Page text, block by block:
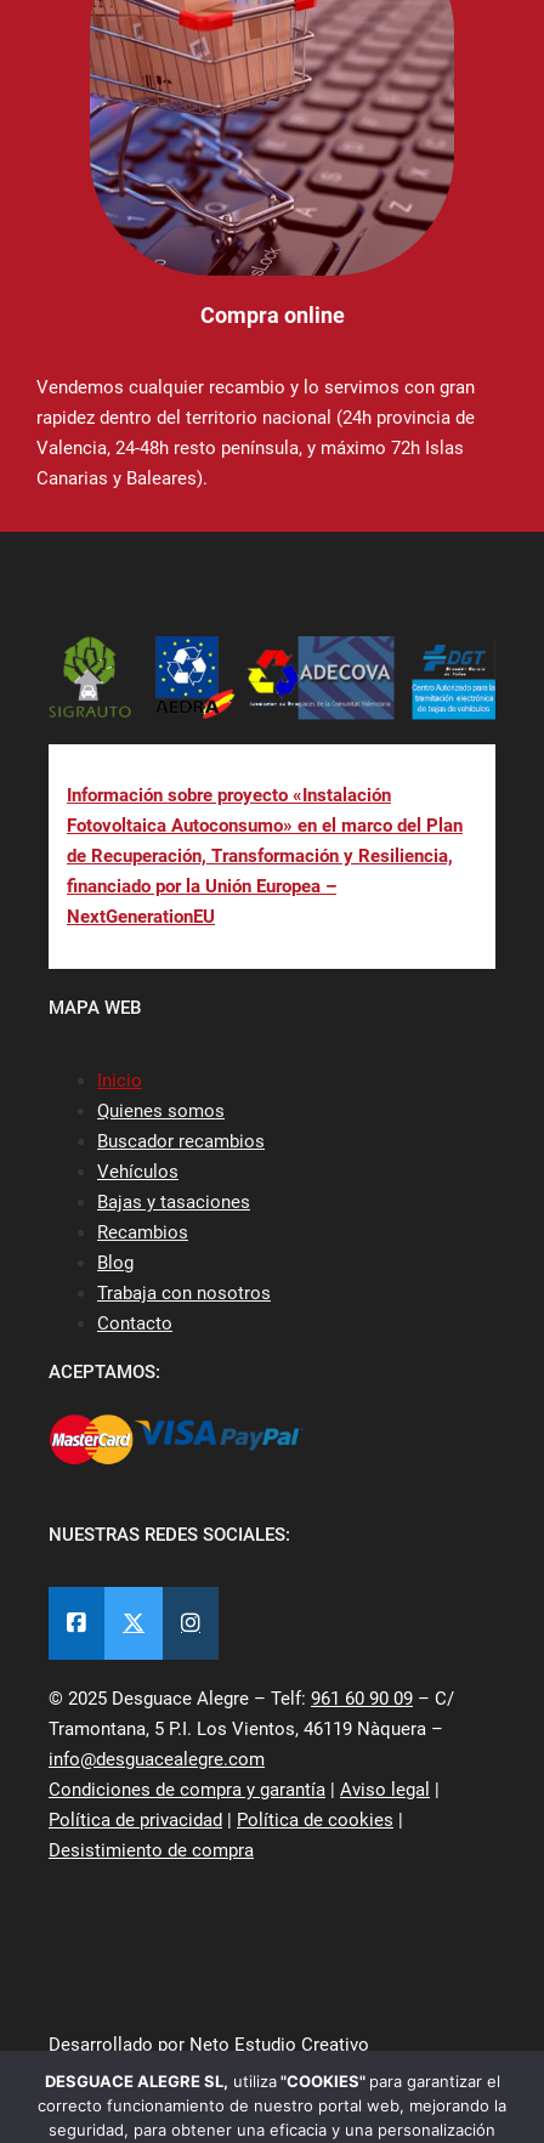
Compra online
Vendemos cualquier recambio y lo servimos con gran
rapidez dentro del territorio nacional (24h provincia de
Valencia, 24-48h resto península, y máximo 72h Islas
Canarias y Baleares).
Información sobre proyecto «Instalación
Fotovoltaica Autoconsumo» en el marco del Plan
de Recuperación, Transformación y Resiliencia,
financiado por la Unión Europea –
NextGenerationEU
MAPA WEB
Inicio
Quienes somos
Buscador recambios
Vehículos
Bajas y tasaciones
Recambios
Blog
Trabaja con nosotros
Contacto
ACEPTAMOS:
NUESTRAS REDES SOCIALES:
© 2025 Desguace Alegre – Telf: 961 60 90 09 – C/
Tramontana, 5 P.I. Los Vientos, 46119 Nàquera –
info@desguacealegre.com
Condiciones de compra y garantía | Aviso legal |
Política de privacidad | Política de cookies |
Desistimiento de compra
Desarrollado por Neto Estudio Creativo
DESGUACE ALEGRE SL, utiliza"COOKIES" para garantizar el
correcto funcionamiento de nuestro portal web, mejorando la
seguridad, para obtener una eficacia y una personalización